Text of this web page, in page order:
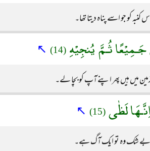
کنبہ کو جو اسے پناہ دیتا تھا۔
ثُـمَّ يُنجِيْهِ (14)
↖
میں ہیں پھر اپنے آپ کو بچا لے۔
لَظٰى(15)
↖
بے شک وہ تو ایک آگ ہے۔